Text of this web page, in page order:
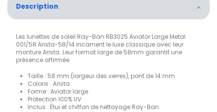
Description
Les lunettes de soleil Ray-Ban RB3025 Aviator Large Metal
001/58 Arista-58/14 incarnent le luxe classique avec leur
monture Arista. Leur format large de 58mm garantit une
présence affirmée.
Taille : 58 mm (largeur des verres), pont de 14 mm
Coloris : Arista
Forme : Aviator large
Protection 100% UV
Inclus : Étui et chiffon de nettoyage Ray-Ban